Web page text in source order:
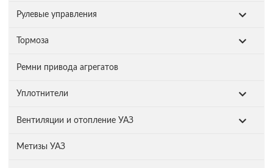
Рулевые управления
Тормоза
Ремни привода агрегатов
Уплотнители
Вентиляции и отопление УАЗ
Метизы УАЗ